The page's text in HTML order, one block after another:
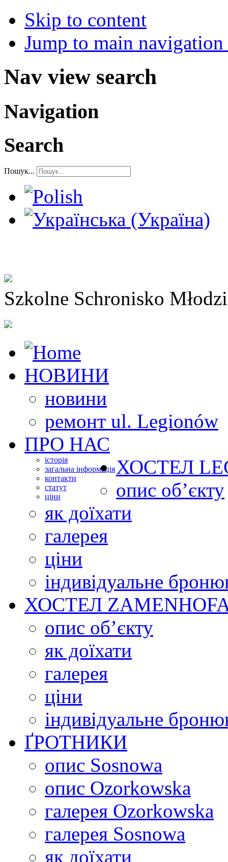
Skip to content
Jump to main
Nav view search
Navigation
Search
Пошук...
Szkolne Schronisko
НОВИНИ
новини
ремонт ul. Legionów
ПРО НАС
історія
загальна інформація
контакти
статут
ціни
ХОСТЕЛ
опис об’єкту
як доїхати
галерея
ціни
індивідуальне
ХОСТЕЛ
опис об’єкту
як доїхати
галерея
ціни
індивідуальне
ҐРОТНИКИ
опис Sosnowa
опис Ozorkowska
галерея Ozorkowska
галерея Sosnowa
як доїхати